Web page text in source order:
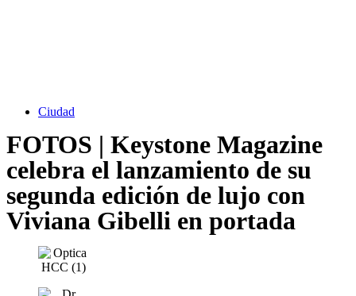
Ciudad
FOTOS | Keystone Magazine
celebra el lanzamiento de su
segunda edición de lujo con
Viviana Gibelli en portada